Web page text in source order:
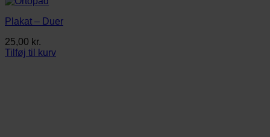
Plakat – Duer
25,00 kr.
Tilføj til kurv